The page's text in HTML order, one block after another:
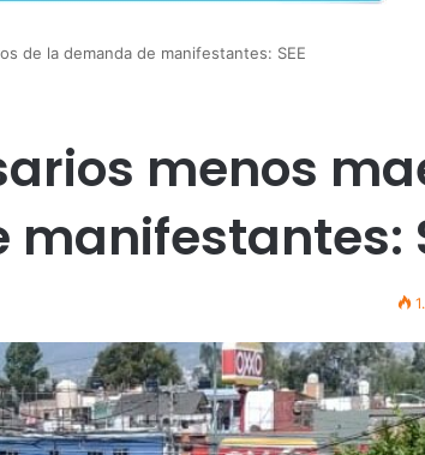
de la demanda de manifestantes: SEE
menos